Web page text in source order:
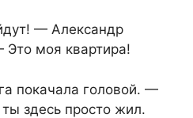
— Александр
Это моя квартира!
покачала головой. —
здесь просто жил.